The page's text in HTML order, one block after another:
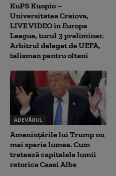
KuPS Kuopio –
Universitatea Craiova,
LIVE VIDEO în Europa
League, turul 3 preliminar.
Arbitrul delegat de UEFA,
talisman pentru olteni
ADEVĂRUL
Amenințările lui Trump nu
mai sperie lumea. Cum
tratează capitalele lumii
retorica Casei Albe